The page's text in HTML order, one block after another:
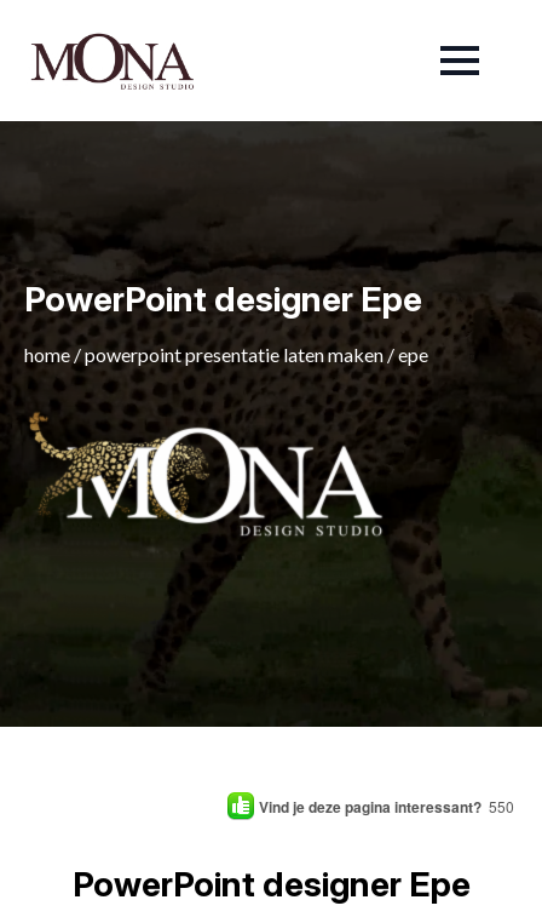
PowerPoint designer Epe
home /powerpoint presentatie laten maken /epe
Vind je deze pagina interessant? 550
PowerPoint designer Epe